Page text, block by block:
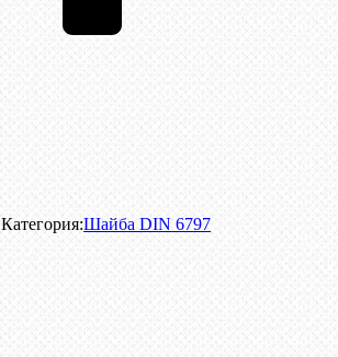
Категория:Шайба DIN 6797